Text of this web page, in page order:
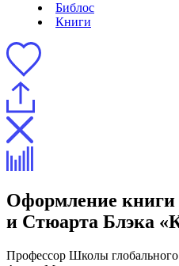
Библос
Книги
Оформление
и Стюарта Блэка
Профессор Школы